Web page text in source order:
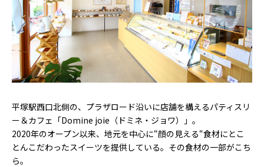
平塚駅西口北側の、プラザロード沿いに店舗を構えるパティスリ
ー＆カフェ「Domine joie（ドミネ・ジョワ）」。
2020年のオープン以来、地元を中心に“顔の見える“食材にとこ
とんこだわったスイーツを提供している。その食材の一部がこち
ら。